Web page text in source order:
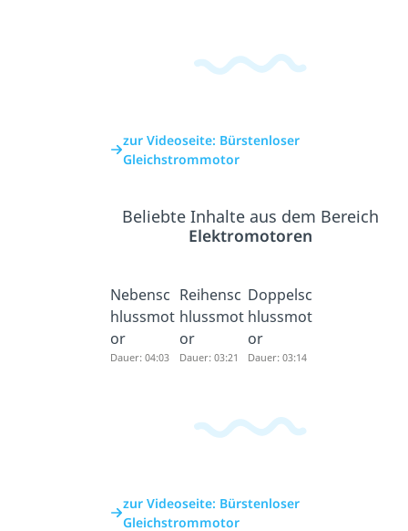
zur Videoseite: Bürstenloser
Gleichstrommotor
Beliebte Inhalte aus dem Bereich
Elektromotoren
Nebensc
hlussmot
or
Dauer: 04:03
Reihensc
hlussmot
or
Dauer: 03:21
Doppelsc
hlussmot
or
Dauer: 03:14
zur Videoseite: Bürstenloser
Gleichstrommotor